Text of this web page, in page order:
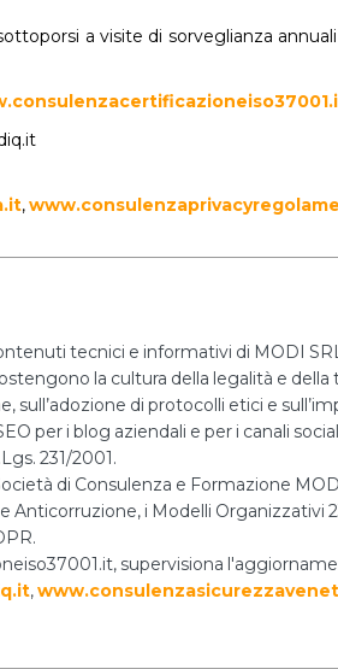
a visite di sorveglianza
,
tecnici e informativi di MODI
la cultura della legalità e della
di protocolli etici e
per i blog aziendali e per i canali
231/2001.
di Consulenza e Formazione
i Modelli Organizzativi
supervisiona
,